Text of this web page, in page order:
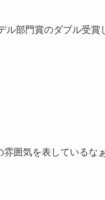
ル部門賞のダブル受賞
囲気を表しているなぁ